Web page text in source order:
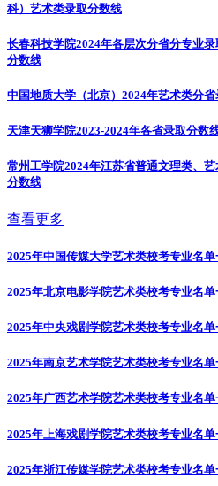
科） 艺术类录取分数线
长春科技学院2024年各层次分省分专业录
分数线
中国地质大学（北京）2024年艺术类分
天津天狮学院2023-2024年各省录取分数
常州工学院2024年江苏省普通文理类、
分数线
查看更多
2025年中国传媒大学艺术类校考专业名
2025年北京电影学院艺术类校考专业名
2025年中央戏剧学院艺术类校考专业名
2025年南京艺术学院艺术类校考专业名
2025年广西艺术学院艺术类校考专业名
2025年上海戏剧学院艺术类校考专业名
2025年浙江传媒学院艺术类校考专业名